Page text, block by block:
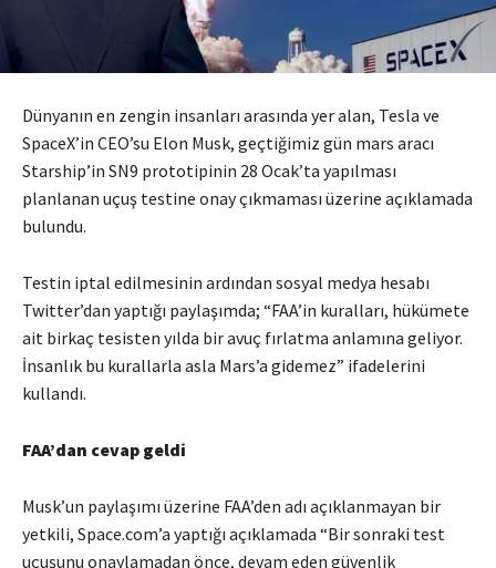
Dünyanın en zengin insanları arasında yer alan, Tesla ve
SpaceX’in CEO’su Elon Musk, geçtiğimiz gün mars aracı
Starship’in SN9 prototipinin 28 Ocak’ta yapılması
planlanan uçuş testine onay çıkmaması üzerine açıklamada
bulundu.
Testin iptal edilmesinin ardından sosyal medya hesabı
Twitter’dan yaptığı paylaşımda; “FAA’in kuralları, hükümete
ait birkaç tesisten yılda bir avuç fırlatma anlamına geliyor.
İnsanlık bu kurallarla asla Mars’a gidemez” ifadelerini
kullandı.
FAA’dan cevap geldi
Musk’un paylaşımı üzerine FAA’den adı açıklanmayan bir
yetkili, Space.com’a yaptığı açıklamada “Bir sonraki test
uçuşunu onaylamadan önce, devam eden güvenlik